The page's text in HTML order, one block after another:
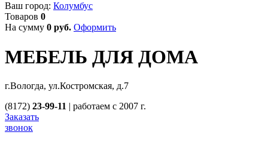
Ваш город: Колумбус
Товаров 0
На сумму 0 руб. Оформить
МЕБЕЛЬ ДЛЯ ДОМА
г.Вологда, ул.Костромская, д.7
(8172) 23-99-11 | работаем с 2007 г.
Заказать
звонок